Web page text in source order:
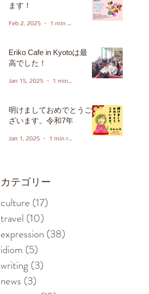
ます！
Feb 2, 2025 1 min read
Eriko Cafe in Kyotoは最
高でした！
Jan 15, 2025 1 min read
明けましておめでとうご
ざいます。令和7年
Jan 1, 2025 1 min read
​カテゴリー
culture (17)
travel (10)
expression (38)
idiom (5)
writing (3)
news (3)